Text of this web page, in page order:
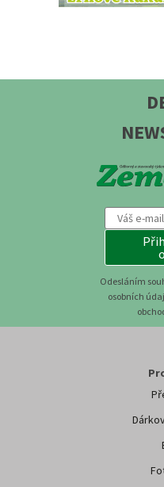
Odesláním
osobních